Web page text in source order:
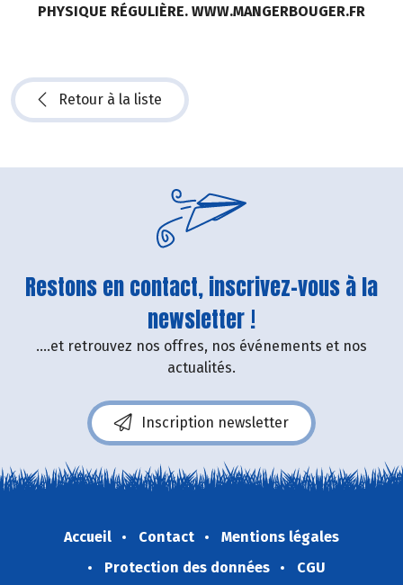
PHYSIQUE RÉGULIÈRE. WWW.MANGERBOUGER.FR
Retour à la liste
Restons en contact, inscrivez-vous à la
newsletter !
....et retrouvez nos offres, nos événements et nos
actualités.
Inscription newsletter
Accueil Contact
Mentions légales
Protection des données
CGU